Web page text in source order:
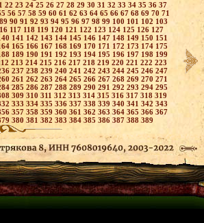
22 23 24 25 26 27 28 29 30 31 32 33 34 35 36 37
56 57 58 59 60 61 62 63 64 65 66 67 68 69 70 71
89 90 91 92 93 94 95 96 97 9899 100 101 102 103
117 118 119 120 121 122 123 124 125 126 127
141 142 143 144 145 146 147 148 149 150 151
165 166 167 168 169 170 171 172 173 174 175
189 190 191 192 193 194 195 196 197 198 199
213 214 215 216 217 218 219 220 221 222 223
237 238 239 240 241 242 243 244 245 246 247
261 262 263 264 265 266 267 268 269 270 271
285 286 287 288 289 290 291 292 293 294 295
309 310 311 312 313 314 315 316 317 318 319
333 334 335 336 337 338 339 340 341 342 343
357 358 359 360 361 362 363 364 365 366 367
380 381 382 383 384 385 386 387 388 389